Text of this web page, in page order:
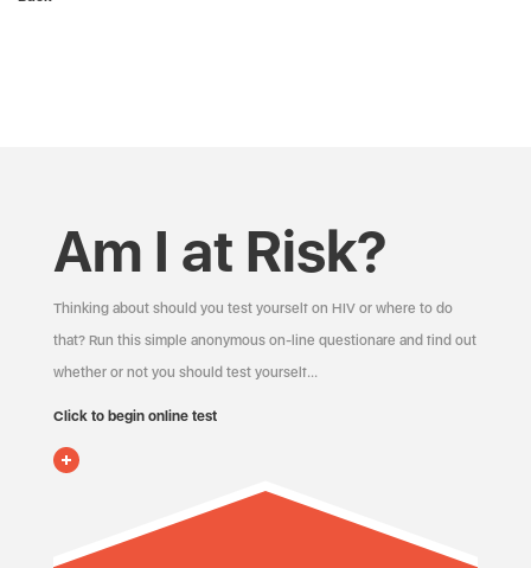
Am I at Risk?
Thinking about should you test yourself on HIV or where to do
that? Run this simple anonymous on-line questionare and find out
whether or not you should test yourself…
Click to begin online test